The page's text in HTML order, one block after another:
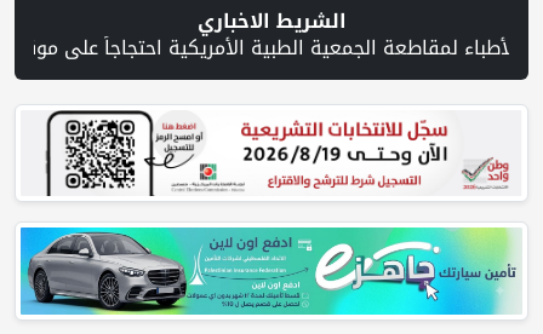
الشريط الاخباري
الطبية الأمريكية احتجاجاً على موقفها من غزة | مفاوضات هرمز